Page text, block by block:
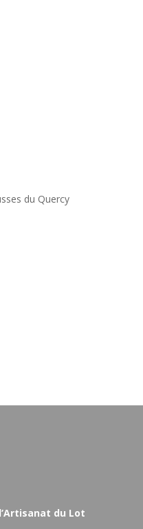
du Quercy
du Lot